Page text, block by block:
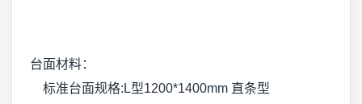
台面材料：
标准台面规格:L型1200*1400mm 直条型